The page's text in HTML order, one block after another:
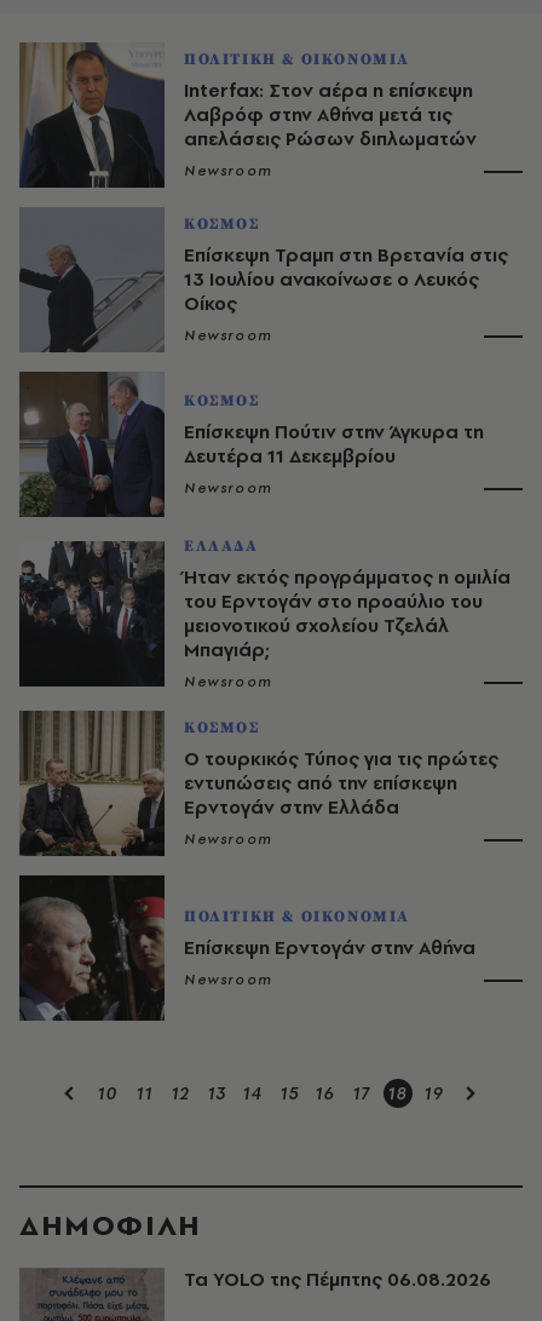
ΠΟΛΙΤΙΚΗ & ΟΙΚΟΝΟΜΙΑ
Interfax: Στον αέρα η επίσκεψη
Λαβρόφ στην Αθήνα μετά τις
απελάσεις Ρώσων διπλωματών
Newsroom
ΚΟΣΜΟΣ
Επίσκεψη Τραμπ στη Βρετανία στις
13 Ιουλίου ανακοίνωσε ο Λευκός
Οίκος
Newsroom
ΚΟΣΜΟΣ
Επίσκεψη Πούτιν στην Άγκυρα τη
Δευτέρα 11 Δεκεμβρίου
Newsroom
ΕΛΛΑΔΑ
Ήταν εκτός προγράμματος η ομιλία
του Ερντογάν στο προαύλιο του
μειονοτικού σχολείου Τζελάλ
Μπαγιάρ;
Newsroom
ΚΟΣΜΟΣ
O τουρκικός Τύπος για τις πρώτες
εντυπώσεις από την επίσκεψη
Ερντογάν στην Ελλάδα
Newsroom
ΠΟΛΙΤΙΚΗ & ΟΙΚΟΝΟΜΙΑ
Επίσκεψη Ερντογάν στην Αθήνα
Newsroom
10 11 12 13 14 15 16 17 18 19
ΔΗΜΟΦΙΛΗ
Τα YOLO της Πέμπτης 06.08.2026